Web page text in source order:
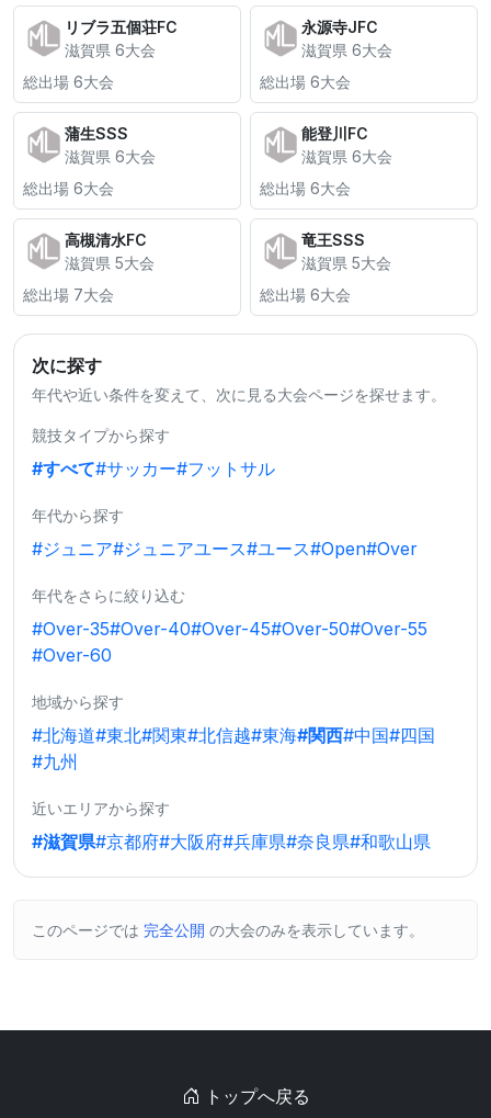
リブラ五個荘FC
滋賀県 6大会
総出場 6大会
永源寺JFC
滋賀県 6大会
総出場 6大会
蒲生SSS
滋賀県 6大会
総出場 6大会
能登川FC
滋賀県 6大会
総出場 6大会
高槻清水FC
滋賀県 5大会
総出場 7大会
竜王SSS
滋賀県 5大会
総出場 6大会
次に探す
年代や近い条件を変えて、次に見る大会ページを探せます。
競技タイプから探す
#すべて#サッカー#フットサル
年代から探す
#ジュニア#ジュニアユース#ユース#Open#Over
年代をさらに絞り込む
#Over-35#Over-40#Over-45#Over-50#Over-55
#Over-60
地域から探す
#北海道#東北#関東#北信越#東海#関西#中国#四国
#九州
近いエリアから探す
#滋賀県#京都府#大阪府#兵庫県#奈良県#和歌山県
このページでは 完全公開 の大会のみを表示しています。
トップへ戻る